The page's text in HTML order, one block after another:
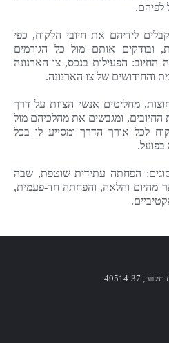
לפיהם.
לידיהם את חיובי הלקוח, כפי
ובודקים אותם מול כל הגורמים
החיוב: הפעילות בנכס, צו הארנונה
והחידושים של צו הארנונה.
מחליטים אנשי הצוות על דרך
ומגבשים את מהלכיהם מול
לכל אורך הדרך ומסייע לו בכל
הפחתה עתידית שוטפת, שבה
מהיום והלאה, והפחתה חד-פעמית,